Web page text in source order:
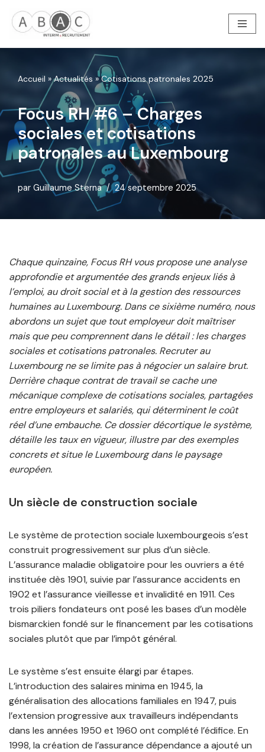
Aller
au
Accueil »Actualités »Cotisations patronales 2025
Focus RH #6 – Charges
sociales et cotisations
patronales au Luxembourg
par Guillaume Sterna 24 septembre 2025
Chaque quinzaine, Focus RH vous propose une analyse
approfondie et argumentée des grands enjeux liés à
l’emploi, au droit social et à la gestion des ressources
humaines au Luxembourg. Dans ce sixième numéro, nous
abordons un sujet que tout employeur doit maîtriser
mais que peu comprennent dans le détail : les charges
sociales et cotisations patronales. Recruter au
Luxembourg ne se limite pas à négocier un salaire brut.
Derrière chaque contrat de travail se cache une
mécanique complexe de cotisations sociales, partagées
entre employeurs et salariés, qui déterminent le coût
réel d’une embauche. Ce dossier décortique le système,
détaille les taux en vigueur, illustre par des exemples
concrets et situe le Luxembourg dans le paysage
européen.
Un siècle de construction sociale
Le système de protection sociale luxembourgeois s’est
construit progressivement sur plus d’un siècle.
L’assurance maladie obligatoire pour les ouvriers a été
instituée dès 1901, suivie par l’assurance accidents en
1902 et l’assurance vieillesse et invalidité en 1911. Ces
trois piliers fondateurs ont posé les bases d’un modèle
bismarckien fondé sur le financement par les cotisations
sociales plutôt que par l’impôt général.
Le système s’est ensuite élargi par étapes.
L’introduction des salaires minima en 1945, la
généralisation des allocations familiales en 1947, puis
l’extension progressive aux travailleurs indépendants
dans les années 1950 et 1960 ont complété l’édifice. En
1998, la création de l’assurance dépendance a ajouté un